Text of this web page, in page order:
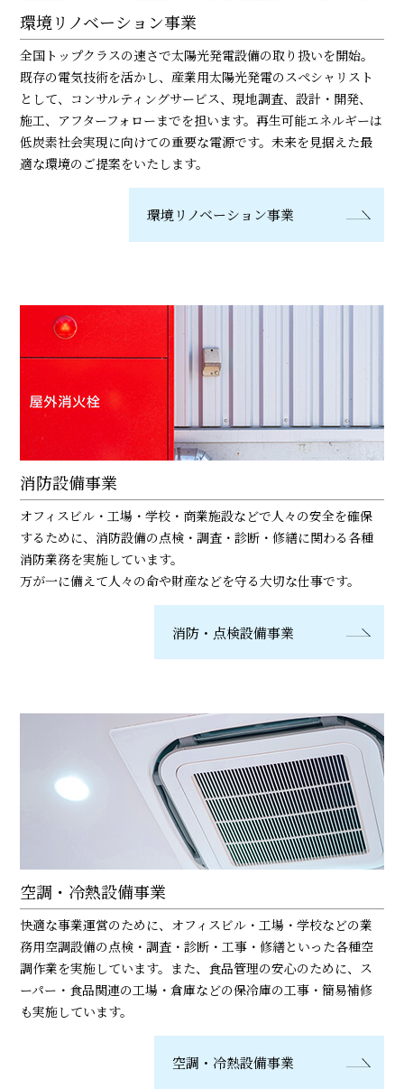
環境リノベーション事業
全国トップクラスの速さで太陽光発電設備の取り扱いを開始。
既存の電気技術を活かし、産業用太陽光発電のスペシャリスト
として、コンサルティングサービス、現地調査、設計・開発、
施工、アフターフォローまでを担います。再生可能エネルギーは
低炭素社会実現に向けての重要な電源です。未来を見据えた最
適な環境のご提案をいたします。
環境リノベーション事業
消防設備事業
オフィスビル・工場・学校・商業施設などで人々の安全を確保
するために、消防設備の点検・調査・診断・修繕に関わる各種
消防業務を実施しています。
万が一に備えて人々の命や財産などを守る大切な仕事です。
消防・点検設備事業
空調・冷熱設備事業
快適な事業運営のために、オフィスビル・工場・学校などの業
務用空調設備の点検・調査・診断・工事・修繕といった各種空
調作業を実施しています。また、食品管理の安心のために、ス
ーパー・食品関連の工場・倉庫などの保冷庫の工事・簡易補修
も実施しています。
空調・冷熱設備事業